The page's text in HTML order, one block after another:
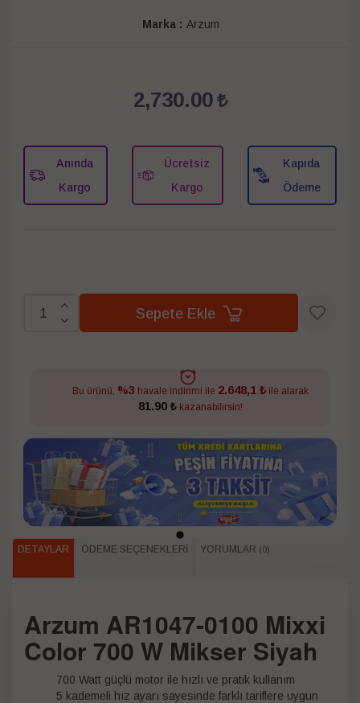
Marka : Arzum
2,730.00
Anında
Kargo
Ücretsiz
Kargo
Kapıda
Ödeme
Sepete Ekle
Bu ürünü, %3 havale indirimi ile 2.648,1 ₺ile alarak
81.90 ₺kazanabilirsin!
DETAYLAR ÖDEME SEÇENEKLERI YORUMLAR (0)
Arzum AR1047-0100 Mixxi
Color 700 W Mikser Siyah
700 Watt güçlü motor ile hızlı ve pratik kullanım
5 kademeli hız ayarı sayesinde farklı tariflere uygun